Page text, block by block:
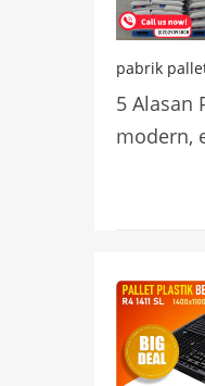
pabrik
5 Alasan
modern,